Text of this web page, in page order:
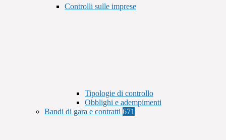
Controlli sulle imprese
Tipologie di controllo
Obblighi e adempimenti
Bandi di gara e contratti 671